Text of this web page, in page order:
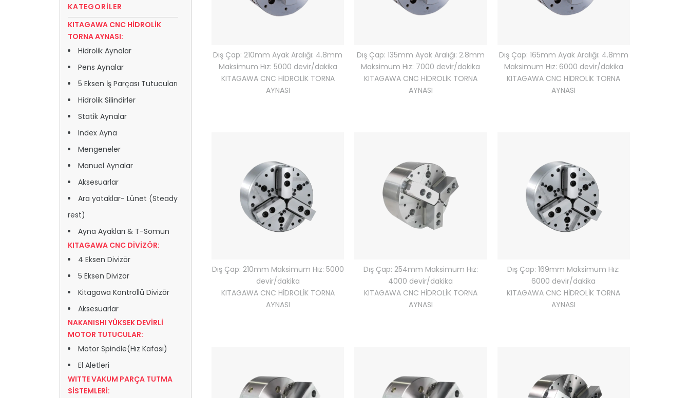
Dış Çap: 210mm Ayak Aralığı: 4.8mm
Maksimum Hız: 5000 devir/dakika
KITAGAWA CNC HİDROLİK TORNA
AYNASI
Dış Çap: 135mm Ayak Aralığı: 2.8mm
Maksimum Hız: 7000 devir/dakika
KITAGAWA CNC HİDROLİK TORNA
AYNASI
Dış Çap: 165mm Ayak Aralığı: 4.8mm
Maksimum Hız: 6000 devir/dakika
KITAGAWA CNC HİDROLİK TORNA
AYNASI
Dış Çap: 169mm Maksimum Hız:
6000 devir/dakika
KITAGAWA CNC HİDROLİK TORNA
AYNASI
Dış Çap: 210mm Maksimum Hız: 5000
devir/dakika
KITAGAWA CNC HİDROLİK TORNA
AYNASI
Dış Çap: 254mm Maksimum Hız:
4000 devir/dakika
KITAGAWA CNC HİDROLİK TORNA
AYNASI
KATEGORILER
KITAGAWA CNC HİDROLİK
TORNA AYNASI:
Hidrolik Aynalar
Pens Aynalar
5 Eksen İş Parçası Tutucuları
Hidrolik Silindirler
Statik Aynalar
Index Ayna
Mengeneler
Manuel Aynalar
Aksesuarlar
Ara yataklar- Lünet (Steady
rest)
Ayna Ayakları & T-Somun
KITAGAWA CNC DİVİZÖR:
4 Eksen Divizör
5 Eksen Divizör
Kitagawa Kontrollü Divizör
Aksesuarlar
NAKANISHI YÜKSEK DEVİRLİ
MOTOR TUTUCULAR:
Motor Spindle(Hız Kafası)
El Aletleri
WITTE VAKUM PARÇA TUTMA
SİSTEMLERİ: